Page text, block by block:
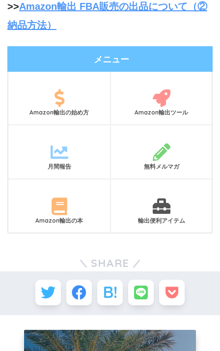
>>Amazon輸出 FBA販売の出品について（②
納品方法）
メニュー
Amazon輸出の始め方 Amazon輸出ツール
月間報告 無料メルマガ
Amazon輸出の本 輸出便利アイテム
SHARE